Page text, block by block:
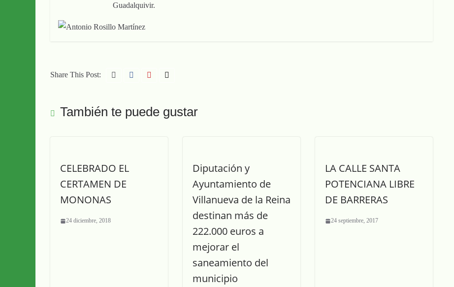
Guadalquivir.
Share This Post:
También te puede gustar
CELEBRADO EL
CERTAMEN DE
MONONAS
24 diciembre, 2018
Diputación y
Ayuntamiento de
Villanueva de la Reina
destinan más de
222.000 euros a
mejorar el
saneamiento del
municipio
LA CALLE SANTA
POTENCIANA LIBRE
DE BARRERAS
24 septiembre, 2017